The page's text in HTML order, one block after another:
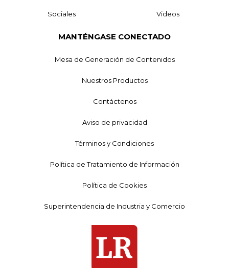
Sociales Videos
MANTÉNGASE CONECTADO
Mesa de Generación de Contenidos
Nuestros Productos
Contáctenos
Aviso de privacidad
Términos y Condiciones
Política de Tratamiento de Información
Política de Cookies
Superintendencia de Industria y Comercio